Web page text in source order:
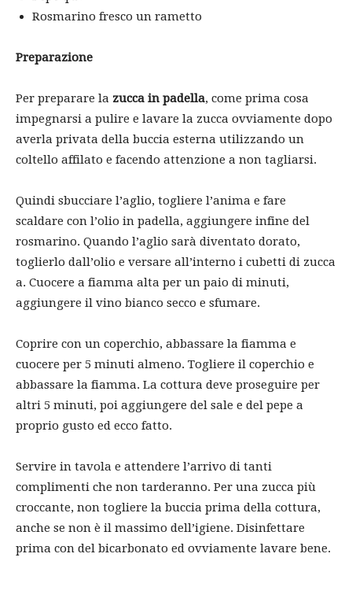
Rosmarino fresco un rametto
Preparazione
Per preparare la zucca in padella, come prima cosa
impegnarsi a pulire e lavare la zucca ovviamente dopo
averla privata della buccia esterna utilizzando un
coltello affilato e facendo attenzione a non tagliarsi.
Quindi sbucciare l’aglio, togliere l’anima e fare
scaldare con l’olio in padella, aggiungere infine del
rosmarino. Quando l’aglio sarà diventato dorato,
toglierlo dall’olio e versare all’interno i cubetti di zucca
a. Cuocere a fiamma alta per un paio di minuti,
aggiungere il vino bianco secco e sfumare.
Coprire con un coperchio, abbassare la fiamma e
cuocere per 5 minuti almeno. Togliere il coperchio e
abbassare la fiamma. La cottura deve proseguire per
altri 5 minuti, poi aggiungere del sale e del pepe a
proprio gusto ed ecco fatto.
Servire in tavola e attendere l’arrivo di tanti
complimenti che non tarderanno. Per una zucca più
croccante, non togliere la buccia prima della cottura,
anche se non è il massimo dell’igiene. Disinfettare
prima con del bicarbonato ed ovviamente lavare bene.